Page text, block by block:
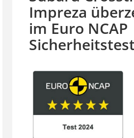
Impreza
im Euro NCAP
Sicherheitstest